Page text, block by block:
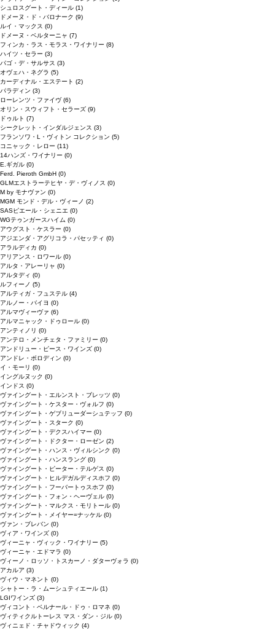
シュロスグート・ディール (1)
ドメーヌ・ド・バロナーク (9)
ルイ・マックス (0)
ドメーヌ・ベルターニャ (7)
フィンカ・ラス・モラス・ワイナリー (8)
ハイツ・セラー (3)
パゴ・デ・サルサス (3)
オヴェハ・ネグラ (5)
カーディナル・エステート (2)
パラディン (3)
ローレンツ・ファイヴ(6)
オリン・スウィフト・セラーズ (9)
ドゥルト (7)
シークレット・インダルジェンス (3)
フランソワ・L・ヴィトン コレクション (5)
コニャック・レロー (11)
14ハンズ・ワイナリー (0)
E.ギガル (0)
Ferd. Pieroth GmbH (0)
GLMエストラーテヒヤ・デ・ヴィノス (0)
M by モナヴァン (0)
MGM モンド・デル・ヴィーノ (2)
SASピエール・シェニエ (0)
WGテゥンガースハイム (0)
アウグスト・ケスラー (0)
アジエンダ・アグリコラ・パセッティ (0)
アラルディカ (0)
アリアンス・ロワール (0)
アルタ・アレーリャ (0)
アルタディ (0)
ルフィーノ (5)
アルティガ・フュステル (4)
アルノー・バイヨ (0)
アルマヴィーヴァ (6)
アルマニャック・ドゥロール (0)
アンティノリ (0)
アンテロ・メンチェタ・ファミリー (0)
アンドリュー・ピース・ワインズ (0)
アンドレ・ボロディン (0)
イ・モーリ (0)
イングルヌック (0)
インドス (0)
ヴァイングート・エルンスト・ブレッツ (0)
ヴァイングート・ケスター・ヴォルフ (0)
ヴァイングート・ゲブリューダーシュテッフ (0)
ヴァイングート・スターク (0)
ヴァイングート・デクスハイマー (0)
ヴァイングート・ドクター・ローゼン (2)
ヴァイングート・ハンス・ヴィルシンク (0)
ヴァイングート・ハンスラング (0)
ヴァイングート・ピーター・テルゲス (0)
ヴァイングート・ヒルデガルディスホフ (0)
ヴァイングート・フーバートゥスホフ (0)
ヴァイングート・フォン・ヘーヴェル (0)
ヴァイングート・マルクス・モリトール (0)
ヴァイングート・メイヤー=ナッケル (0)
ヴァン・ブレバン (0)
ヴィア・ワインズ (0)
ヴィーニャ・ヴィック・ワイナリー (5)
ヴィーニャ・エドマラ (0)
ヴィーノ・ロッソ・トスカーノ・ダターヴォラ (0)
アカルア (3)
ヴィウ・マネント (0)
シャトー・ラ・ムーシュティエール (1)
LGIワインズ (3)
ヴィコント・ベルナール・ドゥ・ロマネ (0)
ヴィティクルトーレス マス・ダン・ジル (0)
ヴィニェド・チャドウィック (4)